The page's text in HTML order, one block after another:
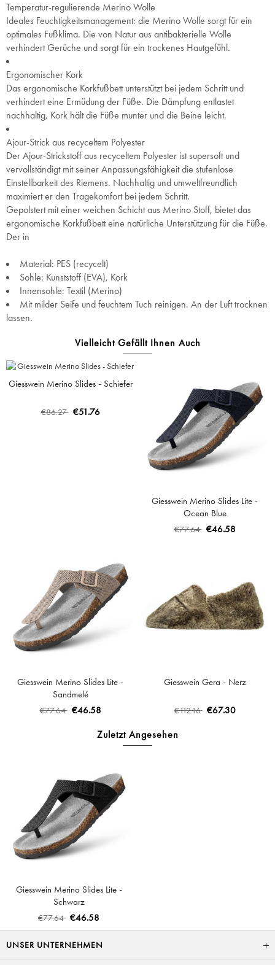
Temperatur-regulierende Merino Wolle
Ideales Feuchtigkeitsmanagement: die Merino Wolle sorgt für ein
optimales Fußklima. Die von Natur aus antibakterielle Wolle
verhindert Gerüche und sorgt für ein trockenes Hautgefühl.
Ergonomischer Kork
Das ergonomische Korkfußbett unterstützt bei jedem Schritt und
verhindert eine Ermüdung der Füße. Die Dämpfung entlastet
nachhaltig, Kork hält die Füße munter und die Beine leicht.
Ajour-Strick aus recyceltem Polyester
Der Ajour-Strickstoff aus recyceltem Polyester ist supersoft und
vervollständigt mit seiner Anpassungsfähigkeit die stufenlose
Einstellbarkeit des Riemens. Nachhaltig und umweltfreundlich
maximiert er den Tragekomfort bei jedem Schritt.
Gepolstert mit einer weichen Schicht aus Merino Stoff, bietet das
ergonomische Korkfußbett eine natürliche Unterstützung für die Füße.
Der in
Material: PES (recycelt)
Sohle: Kunststoff (EVA), Kork
Innensohle: Textil (Merino)
Mit milder Seife und feuchtem Tuch reinigen. An der Luft trocknen
lassen.
Vielleicht Gefällt Ihnen Auch
Giesswein Merino Slides - Schiefer
€86.27 €51.76
Giesswein Merino Slides Lite -
Ocean Blue
€77.64 €46.58
Giesswein Merino Slides Lite -
Sandmelé
€77.64 €46.58
Giesswein Gera - Nerz
€112.16 €67.30
Zuletzt Angesehen
Giesswein Merino Slides Lite -
Schwarz
€77.64 €46.58
UNSER UNTERNEHMEN